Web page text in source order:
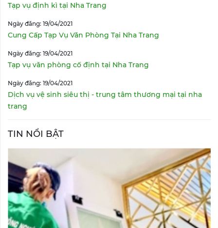
Tạp vụ định kì tại Nha Trang
Ngày đăng: 19/04/2021
Cung Cấp Tạp Vụ Văn Phòng Tại Nha Trang
Ngày đăng: 19/04/2021
Tạp vụ văn phòng cố định tại Nha Trang
Ngày đăng: 19/04/2021
Dịch vụ vệ sinh siêu thị - trung tâm thương mại tại nha
trang
TIN NỔI BẬT